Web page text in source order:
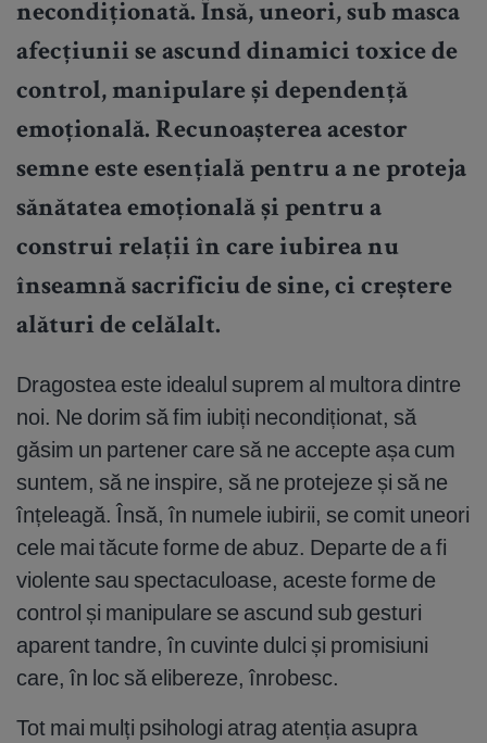
necondiționată. Însă, uneori, sub masca
afecțiunii se ascund dinamici toxice de
control, manipulare și dependență
emoțională. Recunoașterea acestor
semne este esențială pentru a ne proteja
sănătatea emoțională și pentru a
construi relații în care iubirea nu
înseamnă sacrificiu de sine, ci creștere
alături de celălalt.
Dragostea este idealul suprem al multora dintre
noi. Ne dorim să fim iubiți necondiționat, să
găsim un partener care să ne accepte așa cum
suntem, să ne inspire, să ne protejeze și să ne
înțeleagă. Însă, în numele iubirii, se comit uneori
cele mai tăcute forme de abuz. Departe de a fi
violente sau spectaculoase, aceste forme de
control și manipulare se ascund sub gesturi
aparent tandre, în cuvinte dulci și promisiuni
care, în loc să elibereze, înrobesc.
Tot mai mulți psihologi atrag atenția asupra